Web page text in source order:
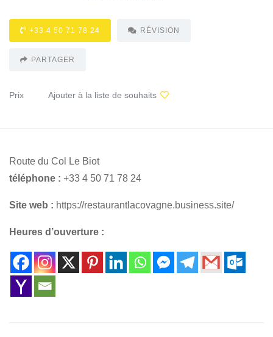
+33 4 50 71 78 24 RÉVISION
PARTAGER
Prix Ajouter à la liste de souhaits
Route du Col Le Biot
téléphone : +33 4 50 71 78 24
Site web : https://restaurantlacovagne.business.site/
Heures d’ouverture :